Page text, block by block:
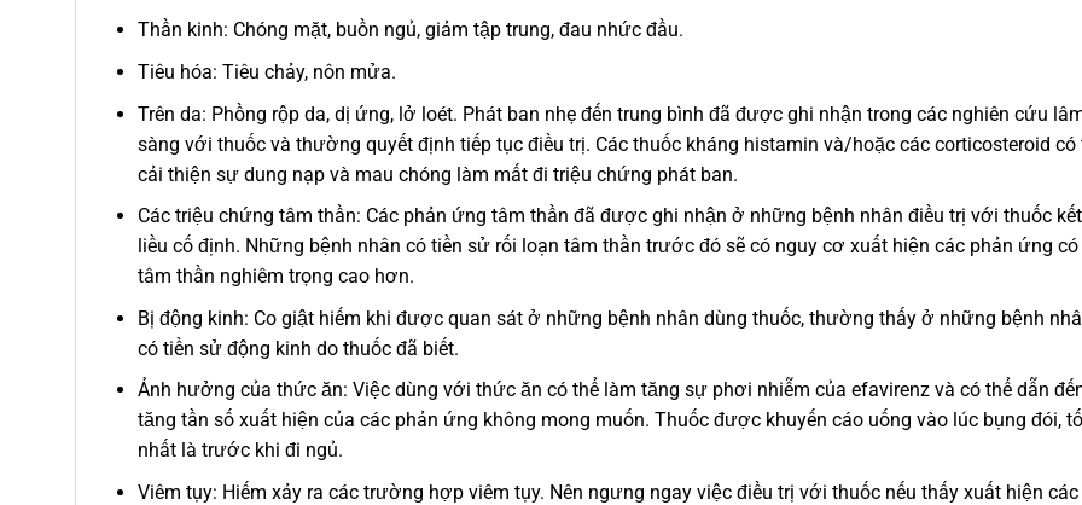
Thần kinh: Chóng mặt, buồn ngủ, giảm tập trung, đau nhức đầu.
Tiêu hóa: Tiêu chảy, nôn mửa.
Trên da: Phồng rộp da, dị ứng, lở loét. Phát ban nhẹ đến trung bình đã được ghi nhận trong các nghiên cứu
sàng với thuốc và thường quyết định tiếp tục điều trị. Các thuốc kháng histamin và/hoặc các corticosteroid có
cải thiện sự dung nạp và mau chóng làm mất đi triệu chứng phát ban.
Các triệu chứng tâm thần: Các phản ứng tâm thần đã được ghi nhận ở những bệnh nhân điều trị với thuốc
liều cố định. Những bệnh nhân có tiền sử rối loạn tâm thần trước đó sẽ có nguy cơ xuất hiện các phản ứng có
tâm thần nghiêm trọng cao hơn.
Bị động kinh: Co giật hiếm khi được quan sát ở những bệnh nhân dùng thuốc, thường thấy ở những bệnh
có tiền sử động kinh do thuốc đã biết.
Ảnh hưởng của thức ăn: Việc dùng với thức ăn có thể làm tăng sự phơi nhiễm của efavirenz và có thể dẫn
tăng tần số xuất hiện của các phản ứng không mong muốn. Thuốc được khuyến cáo uống vào lúc bụng đói,
nhất là trước khi đi ngủ.
Viêm tụy: Hiếm xảy ra các trường hợp viêm tụy. Nên ngưng ngay việc điều trị với thuốc nếu thấy xuất hiện các